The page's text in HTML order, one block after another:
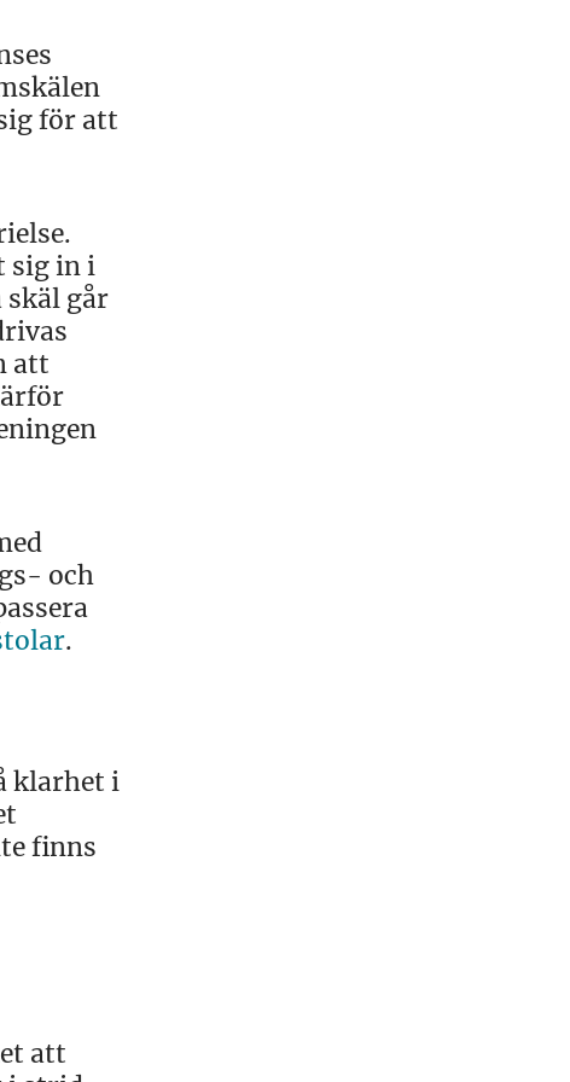
för att
sig in i
skäl går
att
och
.
klarhet i
finns
att